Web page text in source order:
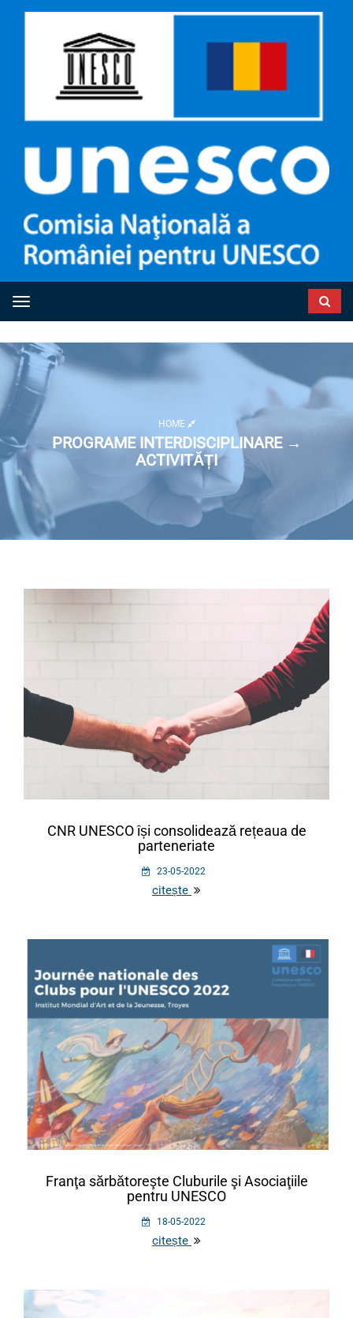
Toggle navigation
HOME
PROGRAME INTERDISCIPLINARE →
ACTIVITĂȚI
Listă activități
CNR UNESCO își consolidează rețeaua de
parteneriate
23-05-2022
citește
Franţa sărbătoreşte Cluburile şi Asociaţiile
pentru UNESCO
18-05-2022
citește